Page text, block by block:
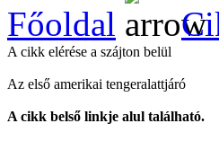
Főoldal
A cikk elérése a szájton belül
Az első amerikai tengeralattjáró
A cikk belső linkje alul található.